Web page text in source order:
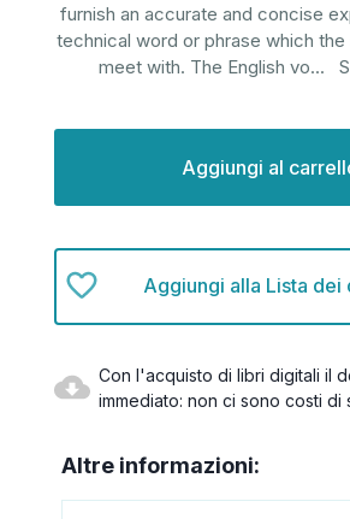
furnish an accurate and concise
technical word or phrase which
meet with. The English vo...
Aggiungi alla Lista dei
Con l'acquisto di libri digitali il
immediato: non ci sono costi di
Altre informazioni: